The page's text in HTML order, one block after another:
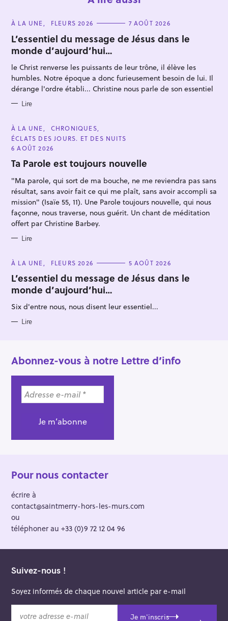
C
T
E
G
O
R
I
E
S
À LA UNE FLEURS 2026 7 AOÛT 2026
L’essentiel du message de Jésus dans le
monde d’aujourd’hui…
le Christ renverse les puissants de leur trône, il élève les
humbles. Notre époque a donc furieusement besoin de lui. Il
dérange l'ordre établi... Christine nous parle de son essentiel
Lire
C
A
T
E
O
R
E
À LA UNE
CHRONIQUES
ÉCLATS DES JOURS. ET DES NUITS
6 AOÛT 2026
Ta Parole est toujours nouvelle
"Ma parole, qui sort de ma bouche, ne me reviendra pas sans
résultat, sans avoir fait ce qui me plaît, sans avoir accompli sa
mission" (Isaïe 55, 11). Une Parole toujours nouvelle, qui nous
façonne, nous traverse, nous guérit. Un chant de méditation
offert par Christine Barbey.
Lire
C
T
E
G
O
R
I
S
À LA UNE FLEURS 2026 5 AOÛT 2026
L’essentiel du message de Jésus dans le
monde d’aujourd’hui…
Six d'entre nous, nous disent leur essentiel...
Lire
Abonnez-vous à notre Lettre d’info
Pour nous contacter
écrire à
contact@saintmerry-hors-les-murs.com
ou
téléphoner au +33 (0)9 72 12 04 96
Suivez-nous !
Soyez informés de chaque nouvel article par e-mail
Je m'inscris
e
c
c
h
e